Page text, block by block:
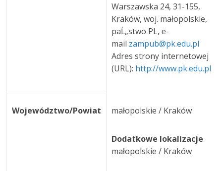
Warszawska 24, 31-155,
Kraków, woj. małopolskie,
paĹ„stwo PL, e-
mail zampub@pk.edu.pl
Adres strony internetowej
(URL): http://www.pk.edu.pl
Województwo/Powiat małopolskie / Kraków
Dodatkowe lokalizacje
małopolskie / Kraków